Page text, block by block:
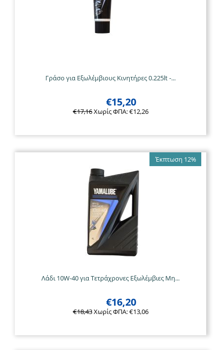
Γράσο για Εξωλέμβιους Κινητήρες 0.225lt -...
€17,16
€15,20
Χωρίς ΦΠΑ:€12,26
Έκπτωση 12%
Λάδι 10W-40 για Τετράχρονες Εξωλέμβιες Μη...
€18,43
€16,20
Χωρίς ΦΠΑ:€13,06